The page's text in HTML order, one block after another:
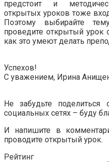
предстоит и
открытых уроков тоже
Поэтому выбирайте
проведите открытый урок
как это умеют делать
Успехов!
С уважением, Ирина
Не забудьте
социальных сетях – буду
И напишите в
проводите открытый урок.
Рейтинг